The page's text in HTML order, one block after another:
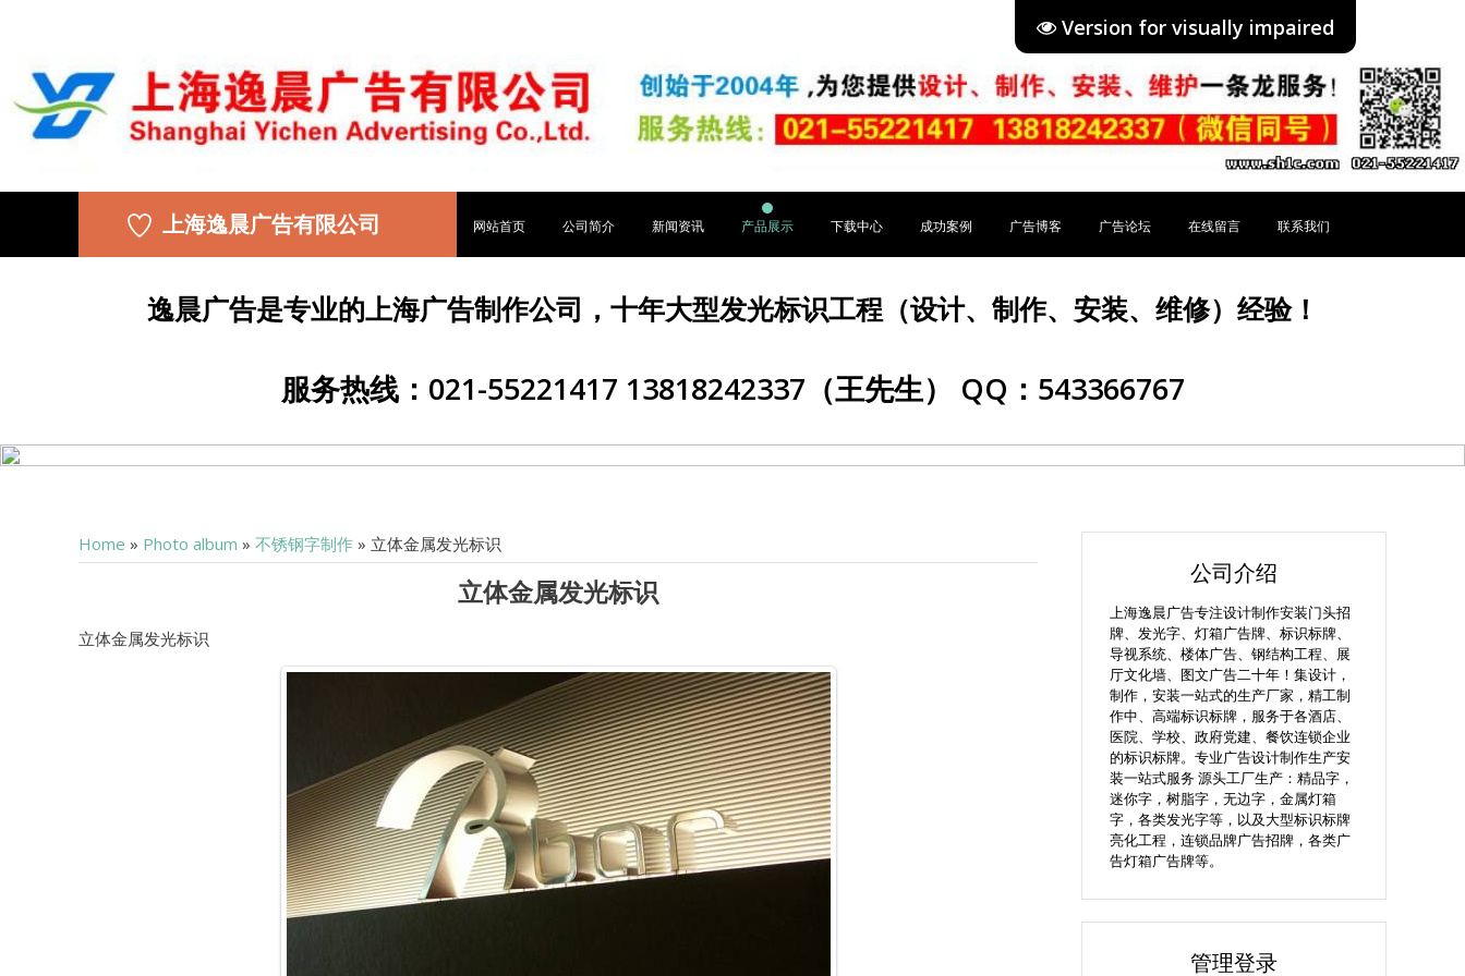
Version for visually impaired
上海逸晨广告有限公司 网站首页 公司简介 新闻资讯 产品展示 下载中心 成功案例 广告博客 广告论坛 在线留言 联系我们
逸晨广告是专业的上海广告制作公司，十年大型发光标识工程（设计、制作、安装、维修）经验！
服务热线：021-55221417 13818242337（王先生） QQ：543366767
Home » Photo album » 不锈钢字制作 » 立体金属发光标识
立体金属发光标识
立体金属发光标识
公司介绍
上海逸晨广告专注设计制作安装门头招
牌、发光字、灯箱广告牌、标识标牌、
导视系统、楼体广告、钢结构工程、展
厅文化墙、图文广告二十年！集设计，
制作，安装一站式的生产厂家，精工制
作中、高端标识标牌，服务于各酒店、
医院、学校、政府党建、餐饮连锁企业
的标识标牌。专业广告设计制作生产安
装一站式服务 源头工厂生产：精品字，
迷你字，树脂字，无边字，金属灯箱
字，各类发光字等，以及大型标识标牌
亮化工程，连锁品牌广告招牌，各类广
告灯箱广告牌等。
管理登录